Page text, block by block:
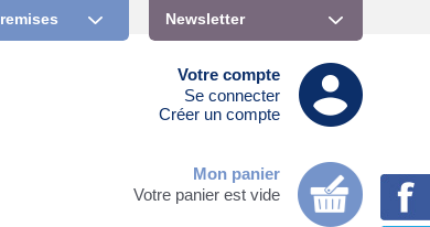
remises Newsletter
Votre compte
Se connecter
Créer un compte
Mon panier
Votre panier est vide